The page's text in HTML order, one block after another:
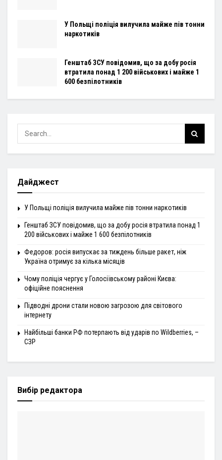
У Польщі поліція вилучила майже пів тонни
наркотиків
Генштаб ЗСУ повідомив, що за добу росія
втратила понад 1 200 військових і майже 1
600 безпілотників
Дайджест
У Польщі поліція вилучила майже пів тонни наркотиків
Генштаб ЗСУ повідомив, що за добу росія втратила понад 1
200 військових і майже 1 600 безпілотників
Федоров: росія випускає за тиждень більше ракет, ніж
Україна отримує за кілька місяців
Чому поліція чергує у Голосіївському районі Києва:
офіційне пояснення
Підводні дрони стали новою загрозою для світового
інтернету
Найбільші банки РФ потерпають від ударів по Wildberries, –
СЗР
Вибір редактора